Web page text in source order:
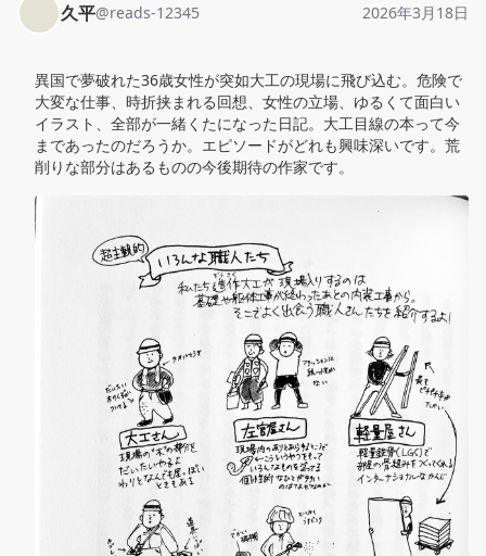
久平@reads-12345 2026年3月18日
異国で夢破れた36歳女性が突如大工の現場に飛び込む。危険で
大変な仕事、時折挟まれる回想、女性の立場、ゆるくて面白い
イラスト、全部が一緒くたになった日記。大工目線の本って今
まであったのだろうか。エピソードがどれも興味深いです。荒
削りな部分はあるものの今後期待の作家です。